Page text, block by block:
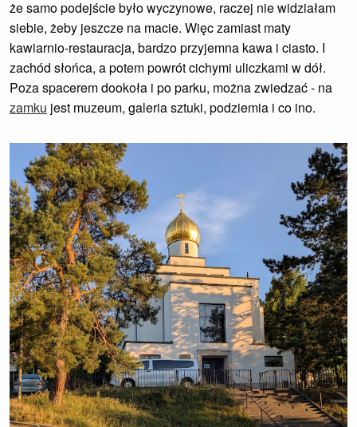
że samo podejście było wyczynowe, raczej nie widziałam
siebie, żeby jeszcze na macie. Więc zamiast maty
kawiarnio-restauracja, bardzo przyjemna kawa i ciasto. I
zachód słońca, a potem powrót cichymi uliczkami w dół.
Poza spacerem dookoła i po parku, można zwiedzać - na
zamku jest muzeum, galeria sztuki, podziemia i co ino.